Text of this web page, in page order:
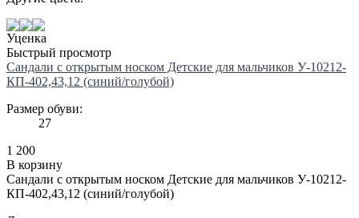
Уценка
Быстрый просмотр
Сандали с открытым носком Детские для мальчиков У-10212-
КП-402,43,12 (синий/голубой)
Размер обуви:
27
1 200
В корзину
Сандали с открытым носком Детские для мальчиков У-10212-
КП-402,43,12 (синий/голубой)